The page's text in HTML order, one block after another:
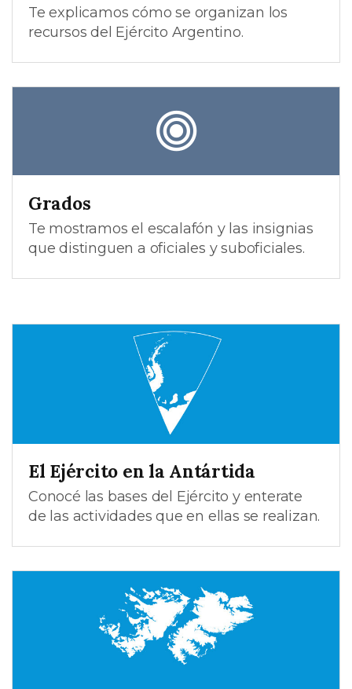
Te explicamos cómo se organizan los
recursos del Ejército Argentino.
Grados
Te mostramos el escalafón y las insignias
que distinguen a oficiales y suboficiales.
El Ejército en la Antártida
Conocé las bases del Ejército y enterate
de las actividades que en ellas se realizan.